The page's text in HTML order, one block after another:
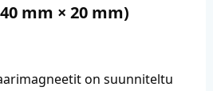
mm × 20 mm)
on suunniteltu